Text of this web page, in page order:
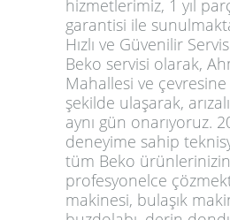
hizmetlerimiz, 1 yıl
garantisi ile
Hızlı ve Güvenilir
Beko servisi olarak,
Mahallesi ve çevresine
şekilde ulaşarak, arızalı
aynı gün onarıyoruz. 20
deneyime sahip
tüm Beko ürünlerinizin
profesyonelce
makinesi, bulaşık